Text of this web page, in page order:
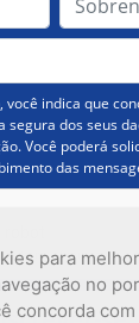
para
no
concorda
indica que
dos seus
Você poderá
das